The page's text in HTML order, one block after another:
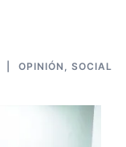
OPINIÓN , SOCIAL